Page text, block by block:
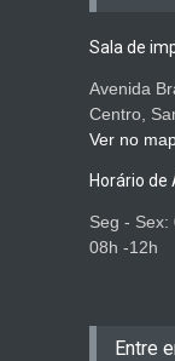
Sala de
Avenida
Centro,
Ver no
Horário de
Seg -
08h -12h
Entre